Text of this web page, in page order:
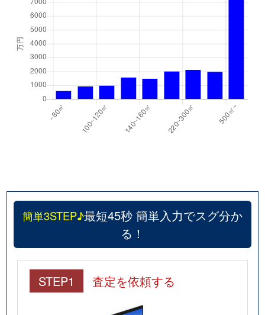
簡単3STEP♪最短45秒 簡単入力でスグ分か
る！
STEP1 査定を依頼する